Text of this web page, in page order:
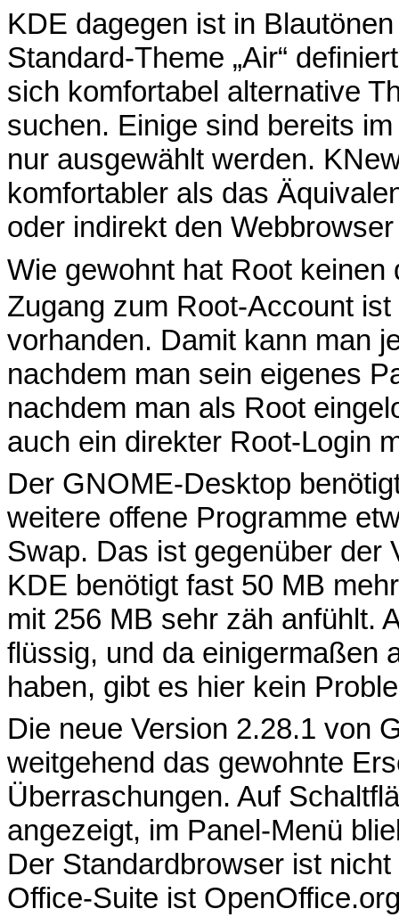
KDE dagegen ist in
Standard-Theme „Air“
sich komfortabel alternative
suchen. Einige sind bereits
nur ausgewählt werden.
komfortabler als das
oder indirekt den
Wie gewohnt hat Root
Zugang zum Root-Account
vorhanden. Damit kann man
nachdem man sein eigenes
nachdem man als Root
auch ein direkter Root-Login
Der GNOME-Desktop
weitere offene Programme
Swap. Das ist gegenüber der
KDE benötigt fast 50 MB
mit 256 MB sehr zäh anfühlt.
flüssig, und da einigermaßen
haben, gibt es hier kein
Die neue Version 2.28.1 von
weitgehend das gewohnte
Überraschungen. Auf
angezeigt, im Panel-Menü
Der Standardbrowser ist
Office-Suite ist